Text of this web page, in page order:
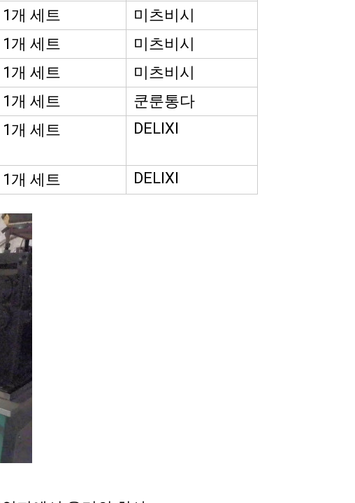
1개 세트
미츠비시
1개 세트
미츠비시
1개 세트
미츠비시
1개 세트
쿤룬통다
1개 세트 DELIXI
1개 세트 DELIXI